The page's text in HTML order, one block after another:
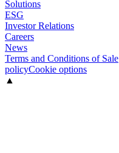
Solutions
ESG
Investor Relations
Careers
News
Terms and Conditions of Sale
policyCookie options
▲